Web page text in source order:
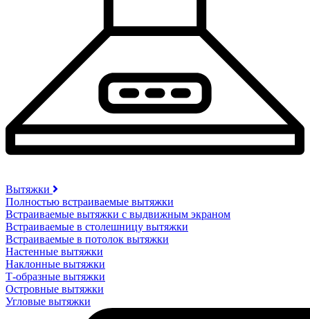
Вытяжки
Полностью встраиваемые вытяжки
Встраиваемые вытяжки с выдвижным экраном
Встраиваемые в столешницу вытяжки
Встраиваемые в потолок вытяжки
Настенные вытяжки
Наклонные вытяжки
Т-образные вытяжки
Островные вытяжки
Угловые вытяжки